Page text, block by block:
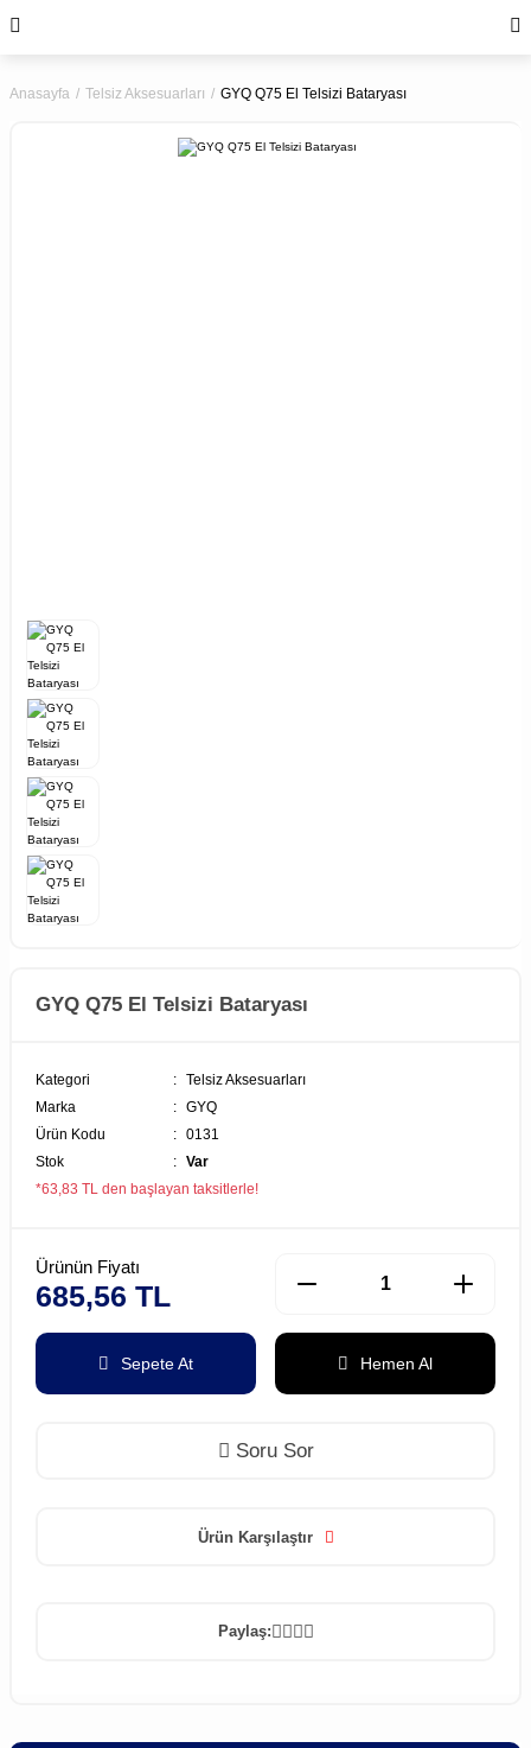
Anasayfa Telsiz Aksesuarları GYQ Q75 El Telsizi Bataryası
GYQ Q75 El Telsizi Bataryası
Kategori
Telsiz Aksesuarları
Marka
GYQ
Ürün Kodu
0131
Stok
Var
*63,83 TL den başlayan taksitlerle!
Ürünün Fiyatı
685,56 TL
Sepete At Hemen Al
Soru Sor
Ürün Karşılaştır
Paylaş: